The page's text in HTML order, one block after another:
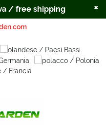
/ free shipping ×